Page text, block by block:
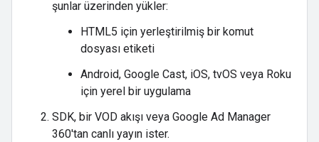
şunlar üzerinden yükler:
HTML5 için yerleştirilmiş bir komut
dosyası etiketi
Android, Google Cast, iOS, tvOS veya Roku
için yerel bir uygulama
SDK, bir VOD akışı veya Google Ad Manager
360'tan canlı yayın ister.